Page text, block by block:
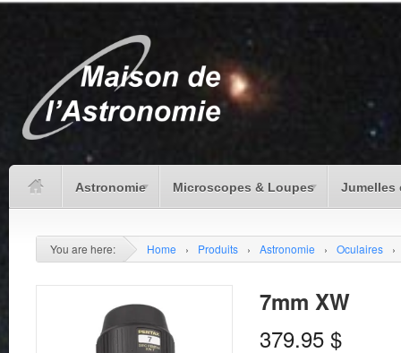
Astronomie Microscopes & Loupes Jumelles
You are here: Home › Produits › Astronomie › Oculaires ›
7mm XW
379.95 $